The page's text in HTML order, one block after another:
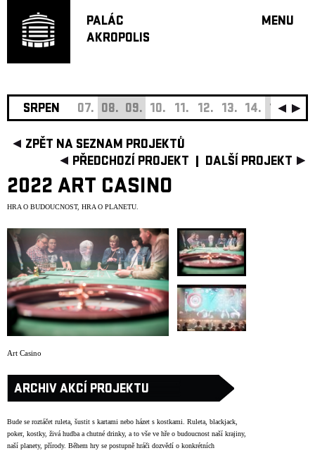
PALÁC
AKROPOLIS
MENU
JAZZ
HUDBA
SRPEN 07. 08. 09. 10. 11. 12. 13. 14. 15. 16.
ZPĚT NA SEZNAM PROJEKTŮ
PŘEDCHOZÍ PROJEKT
DALŠÍ PROJEKT
2022 ART CASINO
HRA O BUDOUCNOST, HRA O PLANETU.
Art Casino
ARCHIV AKCÍ PROJEKTU
Bude se roztáčet ruleta, šustit s kartami nebo házet s kostkami. Ruleta, blackjack,
poker, kostky, živá hudba a chutné drinky, a to vše ve hře o budoucnost naší krajiny,
naší planety, přírody. Během hry se postupně hráči dozvědí o konkrétních